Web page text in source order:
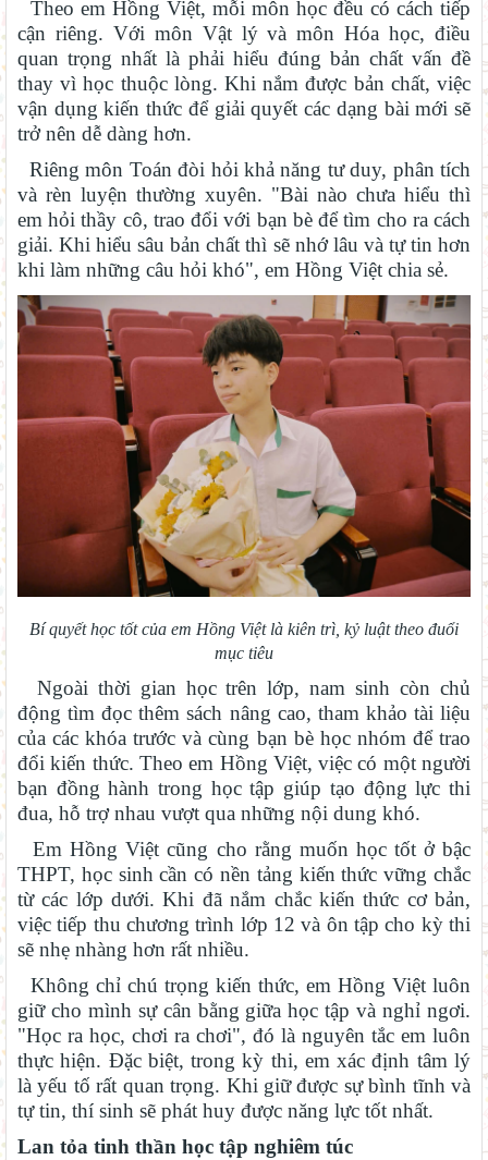
Theo em Hồng Việt, mỗi môn học đều có cách tiếp
cận riêng. Với môn Vật lý và môn Hóa học, điều
quan trọng nhất là phải hiểu đúng bản chất vấn đề
thay vì học thuộc lòng. Khi nắm được bản chất, việc
vận dụng kiến thức để giải quyết các dạng bài mới sẽ
trở nên dễ dàng hơn.
Riêng môn Toán đòi hỏi khả năng tư duy, phân tích
và rèn luyện thường xuyên. "Bài nào chưa hiểu thì
em hỏi thầy cô, trao đổi với bạn bè để tìm cho ra cách
giải. Khi hiểu sâu bản chất thì sẽ nhớ lâu và tự tin hơn
khi làm những câu hỏi khó", em Hồng Việt chia sẻ.
Bí quyết học tốt của em Hồng Việt là kiên trì, kỷ luật theo đuổi
mục tiêu
Ngoài thời gian học trên lớp, nam sinh còn chủ
động tìm đọc thêm sách nâng cao, tham khảo tài liệu
của các khóa trước và cùng bạn bè học nhóm để trao
đổi kiến thức. Theo em Hồng Việt, việc có một người
bạn đồng hành trong học tập giúp tạo động lực thi
đua, hỗ trợ nhau vượt qua những nội dung khó.
Em Hồng Việt cũng cho rằng muốn học tốt ở bậc
THPT, học sinh cần có nền tảng kiến thức vững chắc
từ các lớp dưới. Khi đã nắm chắc kiến thức cơ bản,
việc tiếp thu chương trình lớp 12 và ôn tập cho kỳ thi
sẽ nhẹ nhàng hơn rất nhiều.
Không chỉ chú trọng kiến thức, em Hồng Việt luôn
giữ cho mình sự cân bằng giữa học tập và nghỉ ngơi.
"Học ra học, chơi ra chơi", đó là nguyên tắc em luôn
thực hiện. Đặc biệt, trong kỳ thi, em xác định tâm lý
là yếu tố rất quan trọng. Khi giữ được sự bình tĩnh và
tự tin, thí sinh sẽ phát huy được năng lực tốt nhất.
Lan tỏa tinh thần học tập nghiêm túc